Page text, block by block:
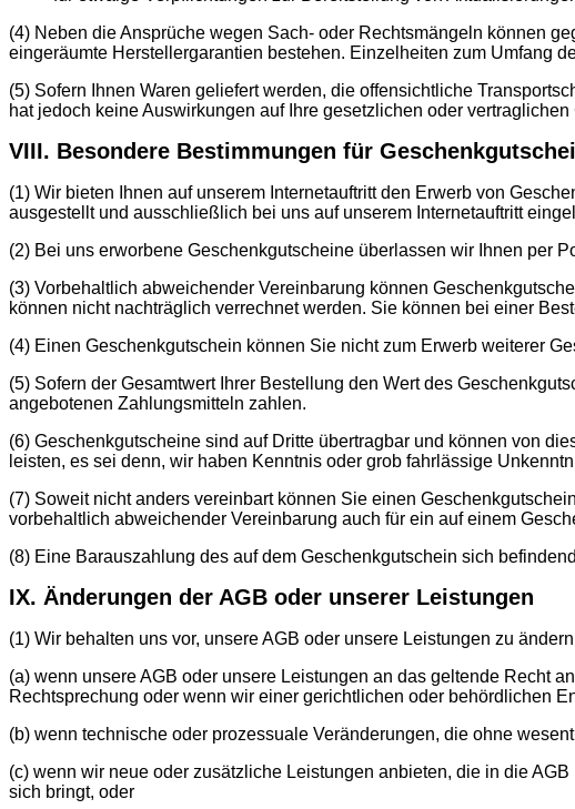
(4) Neben die Ansprüche wegen Sach- oder Rechtsmängeln können
eingeräumte Herstellergarantien bestehen. Einzelheiten zum Umfang
(5) Sofern Ihnen Waren geliefert werden, die offensichtliche
hat jedoch keine Auswirkungen auf Ihre gesetzlichen oder
VIII. Besondere Bestimmungen für
(1) Wir bieten Ihnen auf unserem Internetauftritt den Erwerb von
ausgestellt und ausschließlich bei uns auf unserem Internetauftritt
(2) Bei uns erworbene Geschenkgutscheine überlassen wir Ihnen per
(3) Vorbehaltlich abweichender Vereinbarung können
können nicht nachträglich verrechnet werden. Sie können bei einer
(4) Einen Geschenkgutschein können Sie nicht zum Erwerb weiterer
(5) Sofern der Gesamtwert Ihrer Bestellung den Wert des
angebotenen Zahlungsmitteln zahlen.
(6) Geschenkgutscheine sind auf Dritte übertragbar und können von
leisten, es sei denn, wir haben Kenntnis oder grob fahrlässige
(7) Soweit nicht anders vereinbart können Sie einen
vorbehaltlich abweichender Vereinbarung auch für ein auf einem
(8) Eine Barauszahlung des auf dem Geschenkgutschein sich
IX. Änderungen der AGB oder unserer Leistungen
(1) Wir behalten uns vor, unsere AGB oder unsere Leistungen zu
(a) wenn unsere AGB oder unsere Leistungen an das geltende Recht
Rechtsprechung oder wenn wir einer gerichtlichen oder behördlichen
(b) wenn technische oder prozessuale Veränderungen, die ohne
(c) wenn wir neue oder zusätzliche Leistungen anbieten, die in die
sich bringt, oder